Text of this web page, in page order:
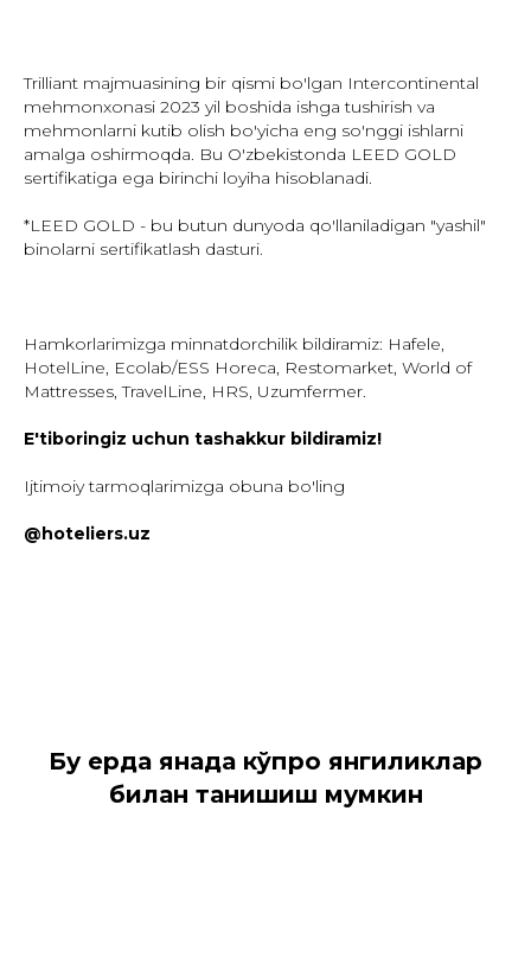
Trilliant majmuasining bir qismi bo'lgan Intercontinental
mehmonxonasi 2023 yil boshida ishga tushirish va
mehmonlarni kutib olish bo'yicha eng so'nggi ishlarni
amalga oshirmoqda. Bu O'zbekistonda LEED GOLD
sertifikatiga ega birinchi loyiha hisoblanadi.
*LEED GOLD - bu butun dunyoda qo'llaniladigan "yashil"
binolarni sertifikatlash dasturi.
Hamkorlarimizga minnatdorchilik bildiramiz: Hafele,
HotelLine, Ecolab/ESS Horeca, Restomarket, World of
Mattresses, TravelLine, HRS, Uzumfermer.
E'tiboringiz uchun tashakkur bildiramiz!
Ijtimoiy tarmoqlarimizga obuna bo'ling
@hoteliers.uz
Бу ерда янада кўпроқ янгиликлар
билан танишиш мумкин